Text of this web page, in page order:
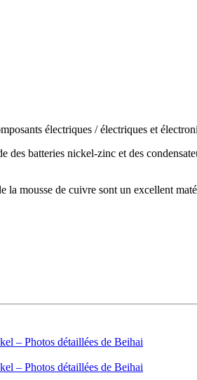
électriques / électriques et
batteries nickel-zinc et des
la mousse de cuivre sont un excellent